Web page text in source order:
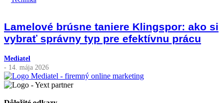
Lamelové brúsne taniere Klingspor: ako si
vybrať správny typ pre efektívnu prácu
Mediatel
- 14. mája 2026